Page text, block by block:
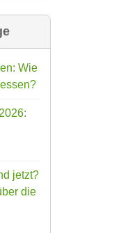
Wie
jetzt?
die